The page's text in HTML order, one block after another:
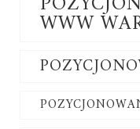
WWW